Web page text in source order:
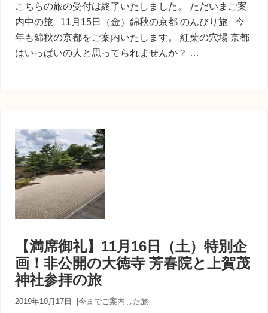
に
寄
り
添
こちらの旅の受付は終了いたしました。 ただいまご案
内中の旅 11月15日（金）錦秋の京都 のんびり旅 今
年も錦秋の京都をご案内いたします。 紅葉の穴場 京都
はいっぱいの人と思ってられませんか？ …
【満席御礼】11月16日（土）特別企
画！非公開の大徳寺 芳春院と上賀茂
神社参拝の旅
2019年10月17日 今までご案内した旅